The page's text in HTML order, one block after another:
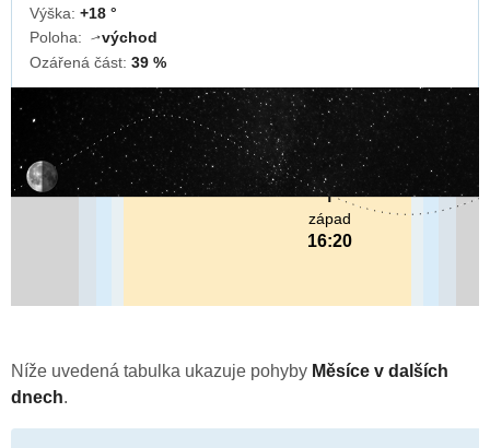
Výška: +18 °
Poloha:
↓východ
Ozářená část: 39 %
západ
16:20
Níže uvedená tabulka ukazuje pohyby Měsíce v dalších
dnech.